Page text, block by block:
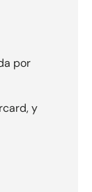
por
y